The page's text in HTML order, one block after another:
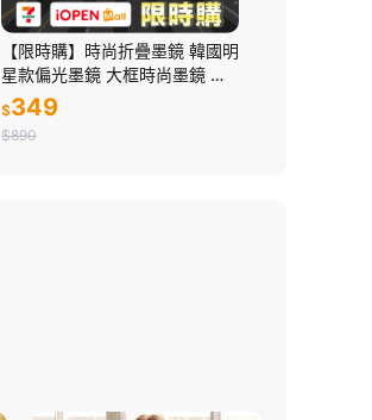
【限時購】時尚折疊墨鏡 韓國明
星款偏光墨鏡 大框時尚墨鏡 黑
灰色 男女適用 防眩光 抗UV400
$349
$890